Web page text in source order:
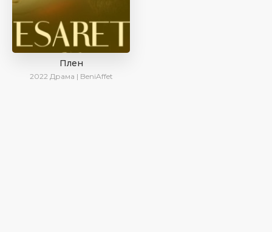
Плен
2022 Драма | BeniAffet